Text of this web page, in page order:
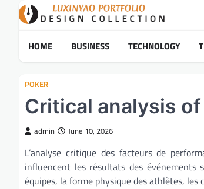
HOME BUSINESS TECHNOLOGY
POKER
Critical analysis
admin June 10, 2026
L’analyse critique des facteurs de
influencent les résultats des événements
équipes, la forme physique des athlètes,